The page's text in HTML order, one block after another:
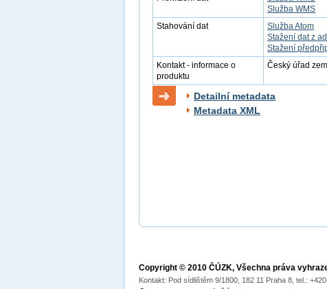
Služba WMS
Stahování dat
Služba Atom
Stažení dat z
Stažení
Kontakt - informace o
produktu
Český úřad
Detailní metadata
Metadata XML
Copyright © 2010 ČÚZK, Všechna práva
Kontakt: Pod sídlištěm 9/1800, 182 11 Praha 8, tel.: